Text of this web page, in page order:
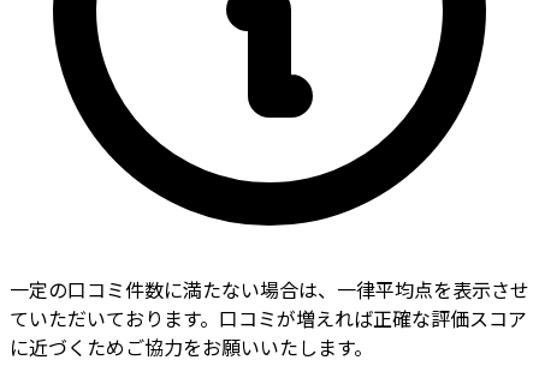
一定の口コミ件数に満たない場合は、一律平均点を表示させ
ていただいております。口コミが増えれば正確な評価スコア
に近づくためご協力をお願いいたします。